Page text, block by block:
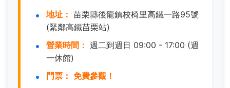
地址： 苗栗縣後龍鎮校椅里高鐵一路95號
(緊鄰高鐵苗栗站)
營業時間： 週二到週日 09:00 - 17:00 (週
一休館)
門票： 免費參觀！